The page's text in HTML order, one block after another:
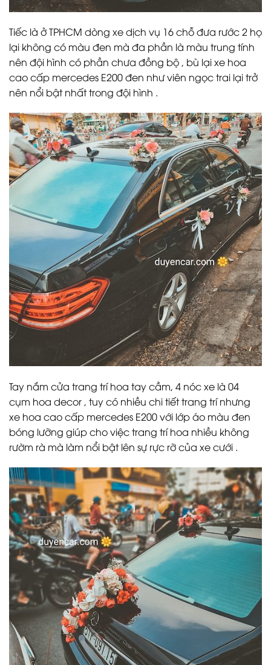
Tiếc là ở TPHCM dòng xe dịch vụ 16 chỗ đưa rước 2 họ
lại không có màu đen mà đa phần là màu trung tính
nên đội hình có phần chưa đồng bộ , bù lại xe hoa
cao cấp mercedes E200 đen như viên ngọc trai lại trở
nên nổi bật nhất trong đội hình .
Tay nắm cửa trang trí hoa tay cầm, 4 nóc xe là 04
cụm hoa decor , tuy có nhiều chi tiết trang trí nhưng
xe hoa cao cấp mercedes E200 với lớp áo màu đen
bóng lưỡng giúp cho việc trang trí hoa nhiều không
rườm rà mà làm nổi bật lên sự rực rỡ của xe cưới .